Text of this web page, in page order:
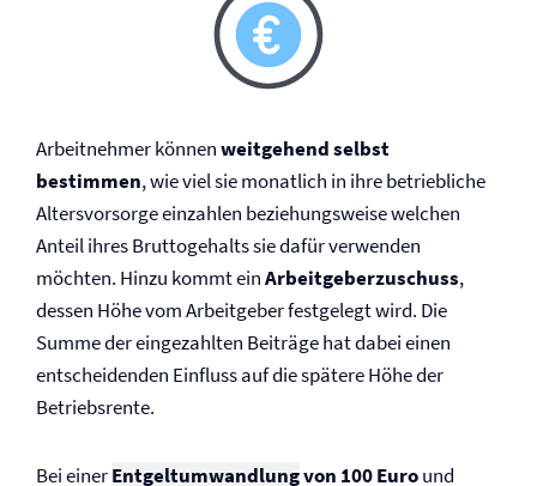
Arbeitnehmer könnenweitgehend selbst
bestimmen, wie viel sie monatlich in ihre betriebliche
Altersvorsorge einzahlen beziehungsweise welchen
Anteil ihres Bruttogehalts sie dafür verwenden
möchten. Hinzu kommt einArbeitgeberzuschuss,
dessen Höhe vom Arbeitgeber festgelegt wird. Die
Summe der eingezahlten Beiträge hat dabei einen
entscheidenden Einfluss auf die spätere Höhe der
Betriebsrente.
Bei einerEntgeltumwandlungvon 100 Euround